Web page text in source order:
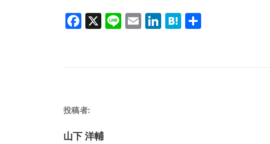
F
o
o
k
X Li E Li H 共
投稿者:
山下 洋輔